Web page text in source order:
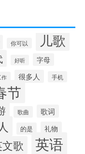
你可以 儿歌
好听
字母
作 很多人 手机
节
歌曲 歌词
的是 礼物
歌 英语